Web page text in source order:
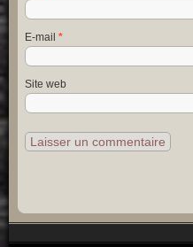
E-mail *
Site web